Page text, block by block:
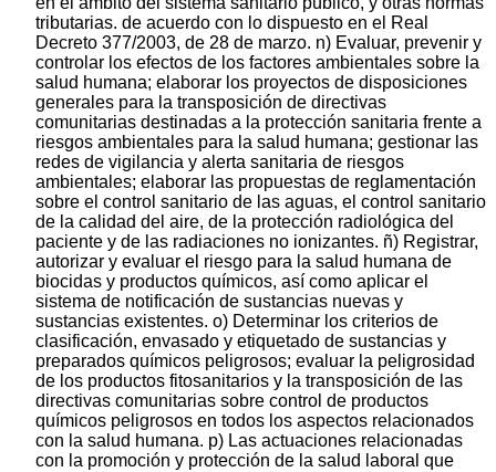
tributarias. de acuerdo con lo dispuesto en el Real
Decreto 377/2003, de 28 de marzo. n) Evaluar, prevenir y
controlar los efectos de los factores ambientales sobre la
salud humana; elaborar los proyectos de disposiciones
generales para la transposición de directivas
comunitarias destinadas a la protección sanitaria frente a
riesgos ambientales para la salud humana; gestionar las
redes de vigilancia y alerta sanitaria de riesgos
ambientales; elaborar las propuestas de reglamentación
sobre el control sanitario de las aguas, el control sanitario
de la calidad del aire, de la protección radiológica del
paciente y de las radiaciones no ionizantes. ñ) Registrar,
autorizar y evaluar el riesgo para la salud humana de
biocidas y productos químicos, así como aplicar el
sistema de notificación de sustancias nuevas y
sustancias existentes. o) Determinar los criterios de
clasificación, envasado y etiquetado de sustancias y
preparados químicos peligrosos; evaluar la peligrosidad
de los productos fitosanitarios y la transposición de las
directivas comunitarias sobre control de productos
químicos peligrosos en todos los aspectos relacionados
con la salud humana. p) Las actuaciones relacionadas
con la promoción y protección de la salud laboral que